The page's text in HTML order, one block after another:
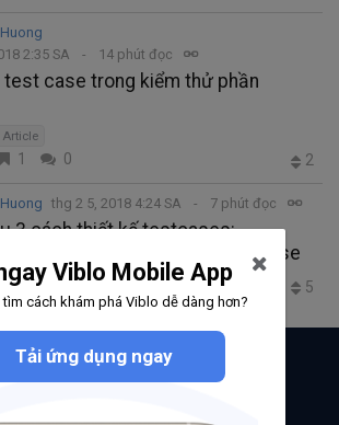
2:35 SA
14 phút đọc
test case trong kiểm thử phần
Article
1 0 2
thg 2 5, 2018 4:24 SA 7 phút đọc
3 cách thiết kế testcases:
Negative và Destructive Testcase
4 0 5
Viblo Mobile App
tìm cách khám phá Viblo dễ dàng hơn?
Tải ứng dụng ngay